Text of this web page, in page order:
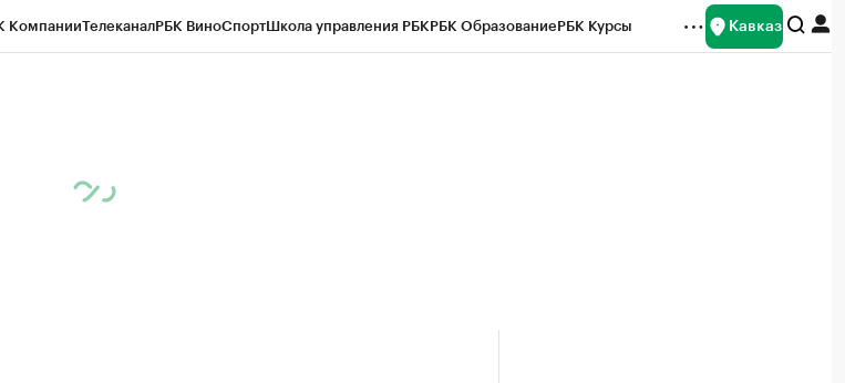
КомпанииТелеканалРБК ВиноСпортШкола управления РБКРБК ОбразованиеРБК Курсы Кавказ